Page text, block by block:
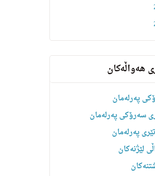
هەواڵەکان
پەرلەمان
سەرۆکی پەرلەمان
پەرلەمان
لێژنه‌كان